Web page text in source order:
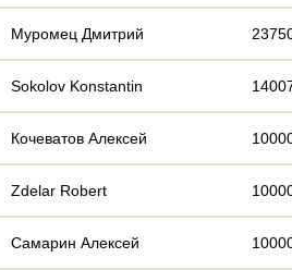
Муромец Дмитрий
Sokolov Konstantin
Кочеватов Алексей
Zdelar Robert
Самарин Алексей